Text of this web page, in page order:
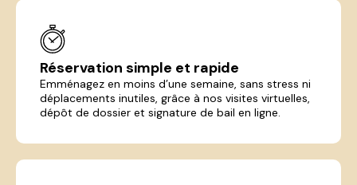
Réservation simple et rapide
Emménagez en moins d’une semaine, sans stress ni
déplacements inutiles, grâce à nos visites virtuelles,
dépôt de dossier et signature de bail en ligne.